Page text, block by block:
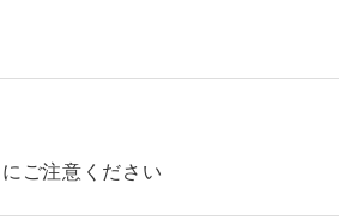
ご注意ください